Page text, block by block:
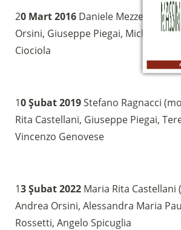
20 Mart 2016 Daniele Mezzetti
Orsini, Giuseppe Piegai, Michele
Ciociola
10 Şubat 2019Stefano Ragnacci
Rita Castellani, Giuseppe Piegai,
Vincenzo Genovese
13 Şubat 2022 Maria Rita
Andrea Orsini, Alessandra Maria
Rossetti, Angelo Spicuglia